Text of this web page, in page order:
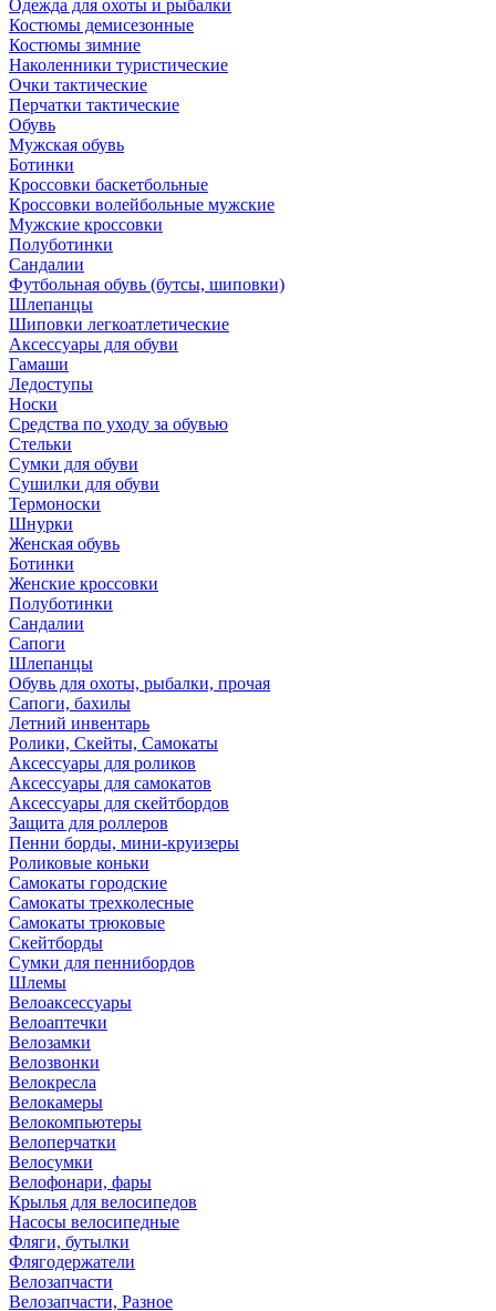
Одежда для охоты и рыбалки
Костюмы демисезонные
Костюмы зимние
Наколенники туристические
Очки тактические
Перчатки тактические
Обувь
Мужская обувь
Ботинки
Кроссовки баскетбольные
Кроссовки волейбольные мужские
Мужские кроссовки
Полуботинки
Сандалии
Футбольная обувь (бутсы, шиповки)
Шлепанцы
Шиповки легкоатлетические
Аксессуары для обуви
Гамаши
Ледоступы
Носки
Средства по уходу за обувью
Стельки
Сумки для обуви
Сушилки для обуви
Термоноски
Шнурки
Женская обувь
Ботинки
Женские кроссовки
Полуботинки
Сандалии
Сапоги
Шлепанцы
Обувь для охоты, рыбалки, прочая
Сапоги, бахилы
Летний инвентарь
Ролики, Скейты, Самокаты
Аксессуары для роликов
Аксессуары для самокатов
Аксессуары для скейтбордов
Защита для роллеров
Пенни борды, мини-круизеры
Роликовые коньки
Самокаты городские
Самокаты трехколесные
Самокаты трюковые
Скейтборды
Сумки для пеннибордов
Шлемы
Велоаксессуары
Велоаптечки
Велозамки
Велозвонки
Велокресла
Велокамеры
Велокомпьютеры
Велоперчатки
Велосумки
Велофонари, фары
Крылья для велосипедов
Насосы велосипедные
Фляги, бутылки
Флягодержатели
Велозапчасти
Велозапчасти, Разное